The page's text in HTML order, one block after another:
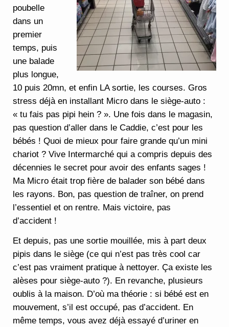
poubelle
dans un
premier
temps, puis
une balade
plus longue,
10 puis 20mn, et enfin LA sortie, les courses. Gros
stress déjà en installant Micro dans le siège-auto :
« tu fais pas pipi hein ? ». Une fois dans le magasin,
pas question d’aller dans le Caddie, c’est pour les
bébés ! Quoi de mieux pour faire grande qu’un mini
chariot ? Vive Intermarché qui a compris depuis des
décennies le secret pour avoir des enfants sages !
Ma Micro était trop fière de balader son bébé dans
les rayons. Bon, pas question de traîner, on prend
l’essentiel et on rentre. Mais victoire, pas
d’accident !
Et depuis, pas une sortie mouillée, mis à part deux
pipis dans le siège (ce qui n’est pas très cool car
c’est pas vraiment pratique à nettoyer. Ça existe les
alèses pour siège-auto ?). En revanche, plusieurs
oublis à la maison. D’où ma théorie : si bébé est en
mouvement, s’il est occupé, pas d’accident. En
même temps, vous avez déjà essayé d’uriner en